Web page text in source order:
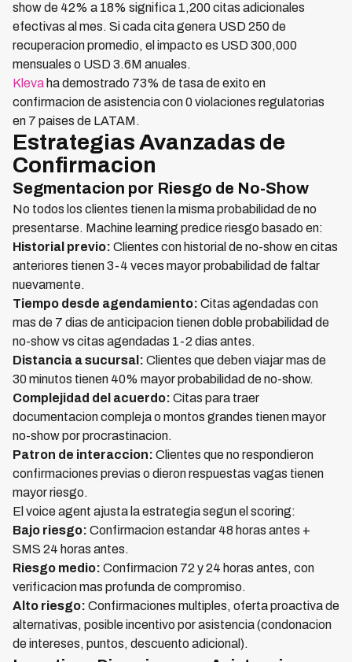
show de 42% a 18% significa 1,200 citas adicionales
efectivas al mes. Si cada cita genera USD 250 de
recuperacion promedio, el impacto es USD 300,000
mensuales o USD 3.6M anuales.
Kleva ha demostrado 73% de tasa de exito en
confirmacion de asistencia con 0 violaciones regulatorias
en 7 paises de LATAM.
Estrategias Avanzadas de
Confirmacion
Segmentacion por Riesgo de No-Show
No todos los clientes tienen la misma probabilidad de no
presentarse. Machine learning predice riesgo basado en:
Historial previo: Clientes con historial de no-show en citas
anteriores tienen 3-4 veces mayor probabilidad de faltar
nuevamente.
Tiempo desde agendamiento: Citas agendadas con
mas de 7 dias de anticipacion tienen doble probabilidad de
no-show vs citas agendadas 1-2 dias antes.
Distancia a sucursal: Clientes que deben viajar mas de
30 minutos tienen 40% mayor probabilidad de no-show.
Complejidad del acuerdo: Citas para traer
documentacion compleja o montos grandes tienen mayor
no-show por procrastinacion.
Patron de interaccion: Clientes que no respondieron
confirmaciones previas o dieron respuestas vagas tienen
mayor riesgo.
El voice agent ajusta la estrategia segun el scoring:
Bajo riesgo: Confirmacion estandar 48 horas antes +
SMS 24 horas antes.
Riesgo medio: Confirmacion 72 y 24 horas antes, con
verificacion mas profunda de compromiso.
Alto riesgo: Confirmaciones multiples, oferta proactiva de
alternativas, posible incentivo por asistencia (condonacion
de intereses, puntos, descuento adicional).